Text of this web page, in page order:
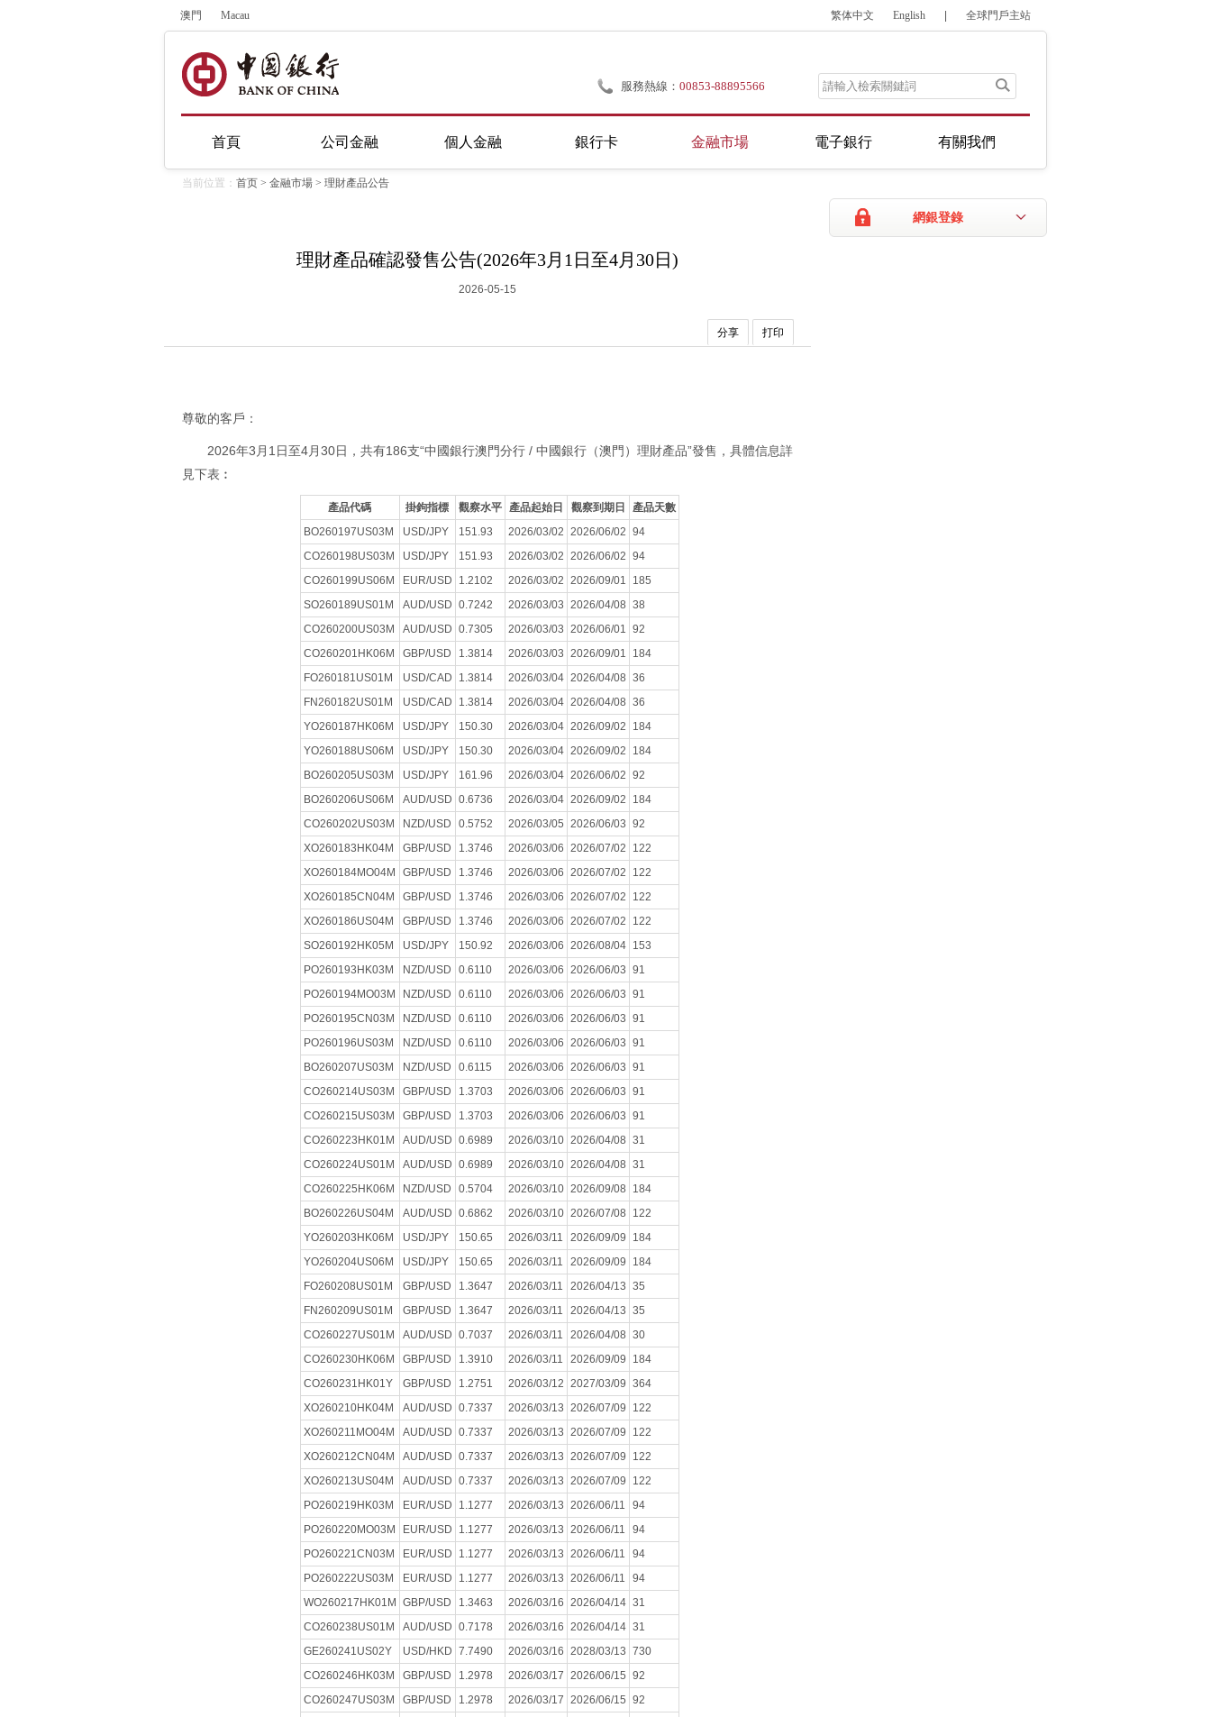
澳門 Macau 繁体中文 English 全球門戶主站
服務熱線： 00853-88895566
首頁 公司金融 個人金融 銀行卡 金融市場 電子銀行 有關我們
当前位置： 首页 > 金融市場 > 理財產品公告
網銀登錄
理財產品確認發售公告(2026年3月1日至4月30日)
2026-05-15
分享 打印
尊敬的客戶：
2026年3月1日至4月30日，共有186支“中國銀行澳門分行 / 中國銀行（澳門）理財產品”發售，具體信息詳
見下表︰
產品代碼 掛鉤指標 觀察水平 產品起始日 觀察到期日
產品天數
BO260197US03M
USD/JPY 151.93 2026/03/02 2026/06/02 94
CO260198US03M
USD/JPY 151.93 2026/03/02 2026/06/02 94
CO260199US06M
EUR/USD 1.2102 2026/03/02 2026/09/01
185
SO260189US01M
AUD/USD 0.7242 2026/03/03 2026/04/08 38
CO260200US03M
AUD/USD 0.7305 2026/03/03 2026/06/01 92
CO260201HK06M
GBP/USD 1.3814 2026/03/03 2026/09/01
184
FO260181US01M
USD/CAD 1.3814 2026/03/04 2026/04/08 36
FN260182US01M
USD/CAD 1.3814 2026/03/04 2026/04/08 36
YO260187HK06M
USD/JPY 150.30 2026/03/04 2026/09/02
184
YO260188US06M
USD/JPY 150.30 2026/03/04 2026/09/02
184
BO260205US03M
USD/JPY 161.96 2026/03/04 2026/06/02 92
BO260206US06M
AUD/USD 0.6736 2026/03/04 2026/09/02
184
CO260202US03M
NZD/USD 0.5752 2026/03/05 2026/06/03 92
XO260183HK04M
GBP/USD 1.3746 2026/03/06 2026/07/02
122
XO260184MO04M
GBP/USD 1.3746 2026/03/06 2026/07/02
122
XO260185CN04M
GBP/USD 1.3746 2026/03/06 2026/07/02
122
XO260186US04M
GBP/USD 1.3746 2026/03/06 2026/07/02
122
SO260192HK05M
USD/JPY 150.92 2026/03/06 2026/08/04
153
PO260193HK03M
NZD/USD 0.6110 2026/03/06 2026/06/03 91
PO260194MO03M
NZD/USD 0.6110 2026/03/06 2026/06/03 91
PO260195CN03M
NZD/USD 0.6110 2026/03/06 2026/06/03 91
PO260196US03M
NZD/USD 0.6110 2026/03/06 2026/06/03 91
BO260207US03M
NZD/USD 0.6115 2026/03/06 2026/06/03 91
CO260214US03M
GBP/USD 1.3703 2026/03/06 2026/06/03 91
CO260215US03M
GBP/USD 1.3703 2026/03/06 2026/06/03 91
CO260223HK01M
AUD/USD 0.6989 2026/03/10 2026/04/08 31
CO260224US01M
AUD/USD 0.6989 2026/03/10 2026/04/08 31
CO260225HK06M
NZD/USD 0.5704 2026/03/10 2026/09/08
184
BO260226US04M
AUD/USD 0.6862 2026/03/10 2026/07/08
122
YO260203HK06M
USD/JPY 150.65 2026/03/11 2026/09/09
184
YO260204US06M
USD/JPY 150.65 2026/03/11 2026/09/09
184
FO260208US01M
GBP/USD 1.3647 2026/03/11 2026/04/13 35
FN260209US01M
GBP/USD 1.3647 2026/03/11 2026/04/13 35
CO260227US01M
AUD/USD 0.7037 2026/03/11 2026/04/08 30
CO260230HK06M
GBP/USD 1.3910 2026/03/11 2026/09/09
184
CO260231HK01Y
GBP/USD 1.2751 2026/03/12 2027/03/09 364
XO260210HK04M
AUD/USD 0.7337 2026/03/13 2026/07/09
122
XO260211MO04M
AUD/USD 0.7337 2026/03/13 2026/07/09
122
XO260212CN04M
AUD/USD 0.7337 2026/03/13 2026/07/09
122
XO260213US04M
AUD/USD 0.7337 2026/03/13 2026/07/09
122
PO260219HK03M
EUR/USD 1.1277 2026/03/13 2026/06/11
94
PO260220MO03M
EUR/USD 1.1277 2026/03/13 2026/06/11
94
PO260221CN03M
EUR/USD 1.1277 2026/03/13 2026/06/11
94
PO260222US03M
EUR/USD 1.1277 2026/03/13 2026/06/11
94
WO260217HK01M
GBP/USD 1.3463 2026/03/16 2026/04/14 31
CO260238US01M
AUD/USD 0.7178 2026/03/16 2026/04/14 31
GE260241US02Y
USD/HKD 7.7490 2026/03/16 2028/03/13 730
CO260246HK03M
GBP/USD 1.2978 2026/03/17 2026/06/15 92
CO260247US03M
GBP/USD 1.2978 2026/03/17 2026/06/15 92